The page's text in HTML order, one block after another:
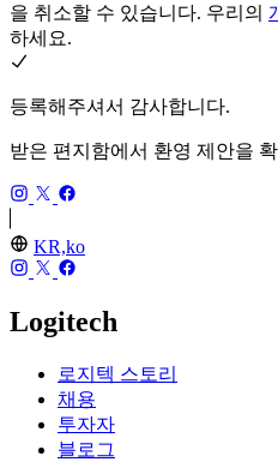
을 취소할 수 있습니다. 우리의
하세요.
등록해주셔서 감사합니다.
받은 편지함에서 환영 제안을
KR,ko
Logitech
로지텍 스토리
채용
투자자
블로그